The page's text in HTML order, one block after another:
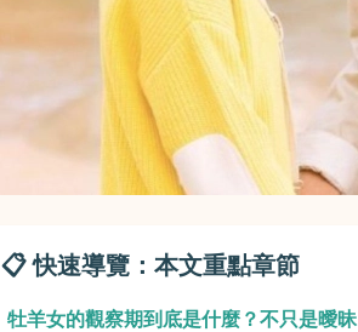
📋 快速導覽：本文重點章節
牡羊女的觀察期到底是什麼？不只是曖昧